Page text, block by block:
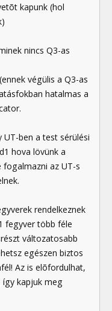
kapunk (hol
nincs Q3-as
végülis a Q3-as
hatalmas a
ben a test sérülési
hova lövünk a
az UT-s
rendelkeznek
fegyver több féle
változatosabb
egészen biztos
Az is elõfordulhat,
kapjuk meg